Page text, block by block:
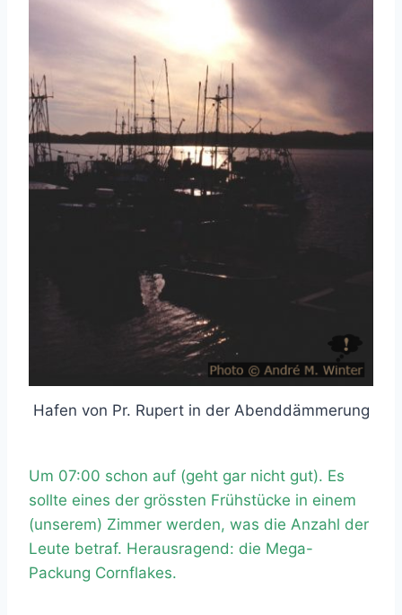
Hafen von Pr. Rupert in der Abenddämmerung
Um 07:00 schon auf (geht gar nicht gut). Es
sollte eines der grössten Frühstücke in einem
(unserem) Zimmer werden, was die Anzahl der
Leute betraf. Herausragend: die Mega-
Packung Cornflakes.